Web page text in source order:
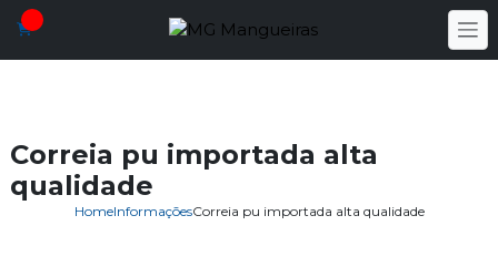
HomeInformaçõesCorreia pu importada alta qualidade
Correia pu importada alta
qualidade